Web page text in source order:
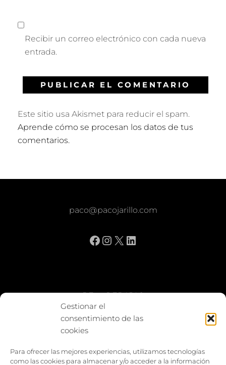
Gestionar el
consentimiento de las
cookies
Para ofrecer las mejores experiencias, utilizamos tecnologías
como las cookies para almacenar y/o acceder a la información
Recibir un correo electrónico con cada nueva
entrada.
Este sitio usa Akismet para reducir el spam.
Aprende cómo se procesan los datos de tus
comentarios.
paco@pacojarillo.com
Facebook
Instagram
X LinkedIn
BE vs REBAJAS
Entes